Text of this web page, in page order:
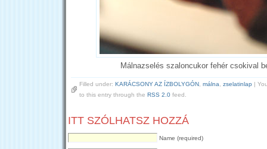
Málnazselés szaloncukor fehér csokival
Filled under: KARÁCSONY AZ ÍZBOLYGÓN málna zselatinlap |
to this entry through the RSS 2.0 feed.
ITT SZÓLHATSZ HOZZÁ
Name (required)